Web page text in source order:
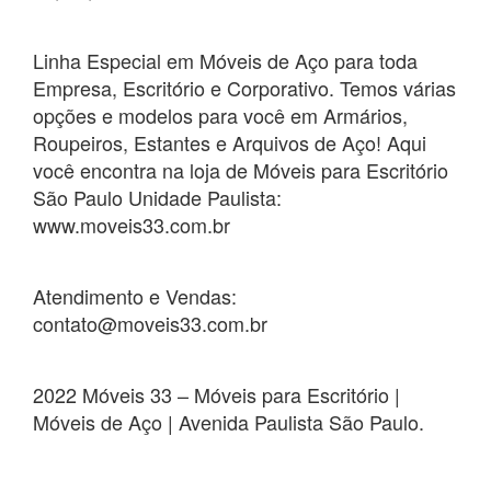
Linha Especial em Móveis de Aço para toda
Empresa, Escritório e Corporativo. Temos várias
opções e modelos para você em Armários,
Roupeiros, Estantes e Arquivos de Aço! Aqui
você encontra na loja de Móveis para Escritório
São Paulo Unidade Paulista:
www.moveis33.com.br
Atendimento e Vendas:
contato@moveis33.com.br
2022 Móveis 33 – Móveis para Escritório |
Móveis de Aço | Avenida Paulista São Paulo.